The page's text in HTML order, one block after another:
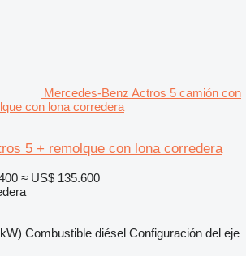
Mercedes-Benz Actros 5 camión con
con lona corredera
5 + remolque con lona corredera
≈ US$ 135.600
Combustible diésel Configuración del eje